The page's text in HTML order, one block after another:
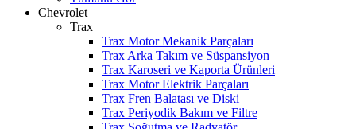
Chevrolet
Trax
Trax Motor Mekanik Parçaları
Trax Arka Takım ve Süspansiyon
Trax Karoseri ve Kaporta Ürünleri
Trax Motor Elektrik Parçaları
Trax Fren Balatası ve Diski
Trax Periyodik Bakım ve Filtre